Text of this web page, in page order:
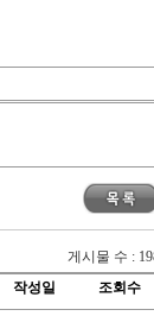
게시물 수 :
작성일 조회수